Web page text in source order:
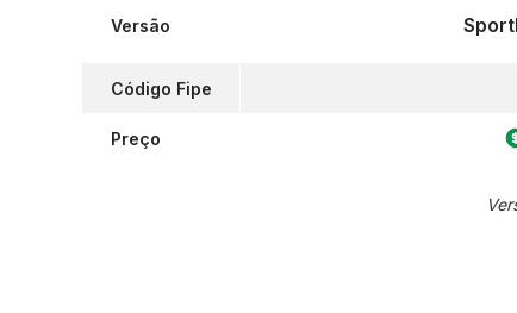
Versão
Código Fipe
Preço